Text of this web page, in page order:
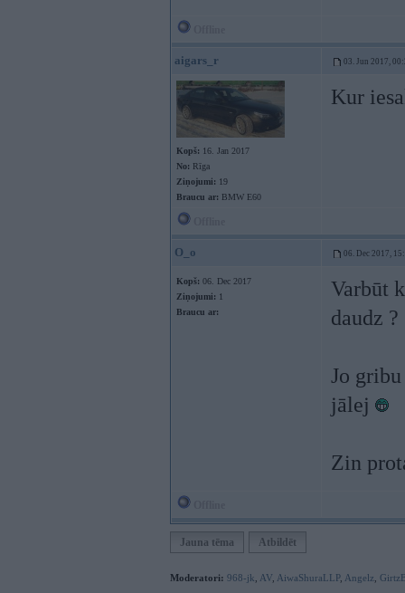
aigars_r 03. Jun 2017,
Kopš: 16. Jan 2017
No: Rīga
Ziņojumi: 19
Braucu ar: BMW E60
Kur
O_o 06. Dec 2017,
Kopš: 06. Dec 2017
Ziņojumi: 1
Braucu ar:
Varbūt
daudz ?
Jo
jālej
Zin
Jauna tēma Atbildēt
Moderatori: 968-jk AV AiwaShuraLLP, Angelz